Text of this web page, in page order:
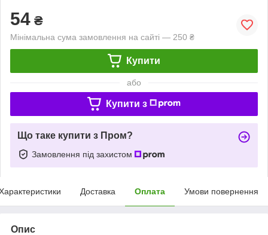
54 ₴
Мінімальна сума замовлення на сайті — 250 ₴
Купити
або
Купити з
Що таке купити з Пром?
Замовлення під захистом
Доставка Оплата Умови повернення
Опис